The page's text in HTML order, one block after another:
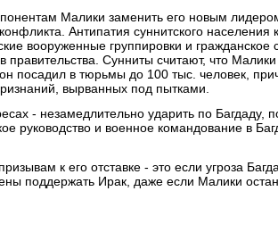
Малики заменить его новым
Антипатия суннитского населения
вооруженные группировки и гражданское
правительства. Сунниты считают, что
посадил в тюрьмы до 100 тыс. человек,
вырванных под пытками.
- незамедлительно ударить по Багдаду,
руководство и военное командование в
к его отставке - это если угроза
поддержать Ирак, даже если Малики